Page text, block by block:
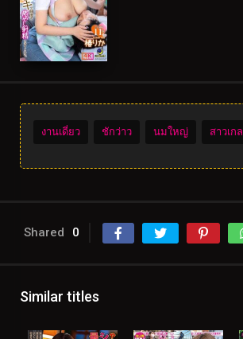
งานเดี่ยว ชักว่าว นมใหญ่ สาวเกล
Shared 0
Similar titles